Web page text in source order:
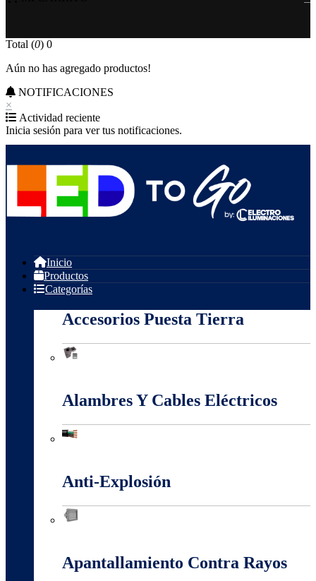
Total (0) 0
Aún no has agregado productos!
NOTIFICACIONES
×
Actividad reciente
Inicia sesión para ver tus notificaciones.
Inicio
Productos
Categorías
Accesorios Puesta Tierra
Alambres Y Cables Eléctricos
Anti-Explosión
Apantallamiento Contra Rayos